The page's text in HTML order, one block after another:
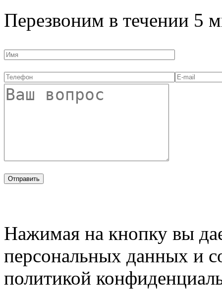
Перезвоним в течении 5
Нажимая на кнопку вы
персональных данных и
политикой